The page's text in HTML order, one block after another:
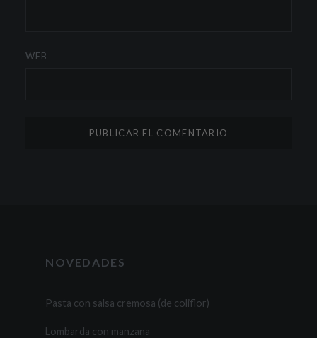
WEB
NOVEDADES
Pasta con salsa cremosa (de coliflor)
Lombarda con manzana